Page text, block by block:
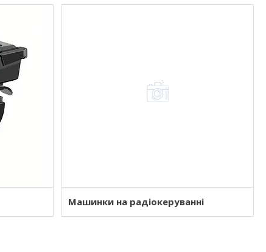
Машинки на радіокеруванні